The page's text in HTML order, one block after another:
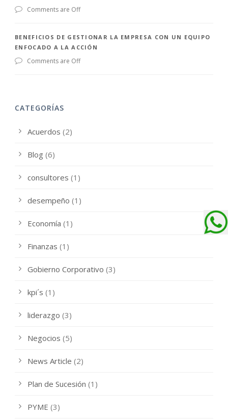
Comments are Off
BENEFICIOS DE GESTIONAR LA EMPRESA CON UN EQUIPO
ENFOCADO A LA ACCIÓN
Comments are Off
CATEGORÍAS
Acuerdos (2)
Blog (6)
consultores (1)
desempeño (1)
Economía (1)
Finanzas (1)
Gobierno Corporativo (3)
kpi´s (1)
liderazgo (3)
Negocios (5)
News Article (2)
Plan de Sucesión (1)
PYME (3)